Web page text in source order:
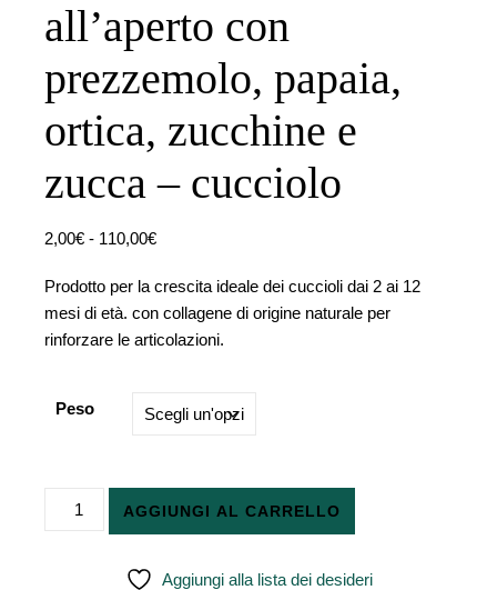
all’aperto con
prezzemolo, papaia,
ortica, zucchine e
zucca – cucciolo
2,00€ - 110,00€Fascia di prezzo: da 2,00€ a 110,00€
Prodotto per la crescita ideale dei cuccioli dai 2 ai 12
mesi di età. con collagene di origine naturale per
rinforzare le articolazioni.
Peso
Tacchino allevato all'aperto con prezzemolo, papaia, ortica,
AGGIUNGI AL CARRELLO
Aggiungi alla lista dei desideri